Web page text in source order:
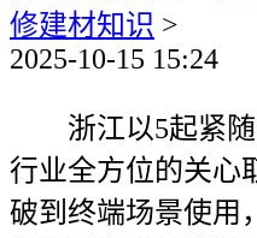
修建材知识 >
2025-10-15 15:24
浙江以5起紧随
行业全方位的关心
破到终端场景使用